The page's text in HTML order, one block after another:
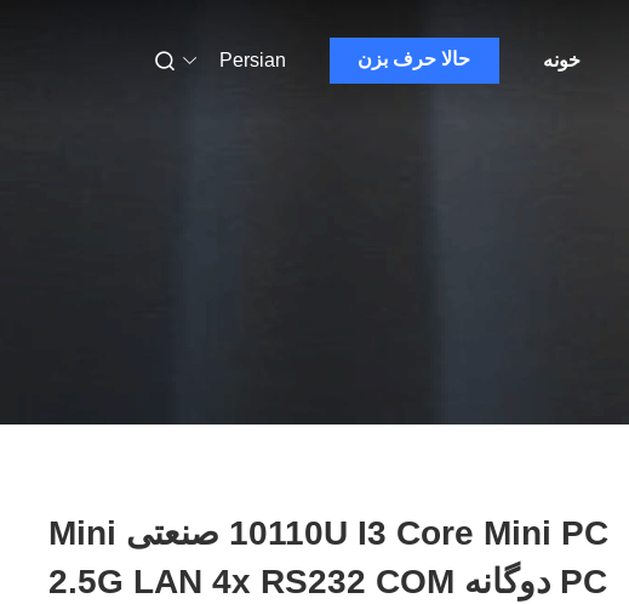
خونه حالا حرف بزن Persian
10110U I3 Core Mini PC صنعتی Mini
PC دوگانه 2.5G LAN 4x RS232 COM